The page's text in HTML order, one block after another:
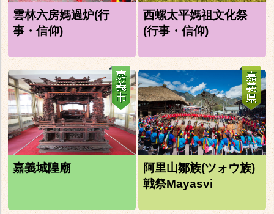
雲林六房媽過炉(行
事・信仰)
西螺太平媽祖文化祭
(行事・信仰)
嘉義城隍廟
阿里山鄒族(ツォウ族)
戦祭Mayasvi